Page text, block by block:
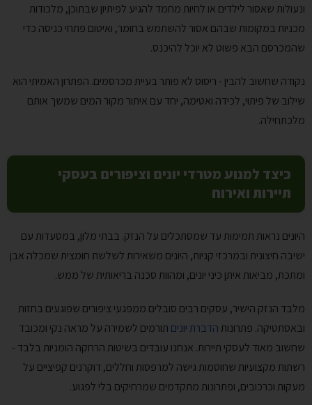
ונעולות שאסור לילדים או לחיות מחמד להגיע לפיתיון שבתוכן, מלכודות
מכניות במקומות שבהם אסור להשתמש בחומר, ואיטום פתחי כניסה כדי
שהמכרסם הבא פשוט לא יוכל להיכנס.
נקודה שחשוב להבין - ריסוס לא פותר בעיית מכרסמים. הפתרון האמיתי הוא
שילוב של פיתוי, לכידה ואטימה, יחד עם איתור מקור המים שמשך אותם
מלכתחילה.
כיצד למנוע מטרדי יונים וציפורים בעסקי
תיירות ואירוח
היונים נראות תמימות עד שמסתכלים על הנזק. בבתי מלון, במסעדות עם
ישיבה חיצונית ובמרכזי קניות, היונים משאירות לשלשת חומצית שמכלה אבן
ומתכת, מביאות איתן כיני יונים, ומהוות סכנה בריאותית של ממש.
מלבד הנזק הישיר, עסקים רבים סובלים ממפגעי ציפורים שפוגעים בחזות
ובאסתטיקה. פתרונותהדברת יונים תורמים לשמירה על מראה נקי ומכובד
שחשוב מאוד לעסקי תיירות. אנחנו עובדים בשיטות הרחקה הומניות בלבד -
רשתות מקצועיות שחוסמות גישה למרפסות וחללים, דוקרנים קפיציים על
מעקות וכרכובים, ופתרונות מתקדמים שמרחיקים בלי לפגוע.